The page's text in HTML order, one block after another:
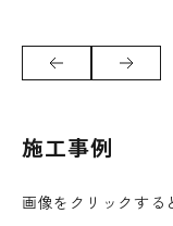
施工事例
画像をクリックする